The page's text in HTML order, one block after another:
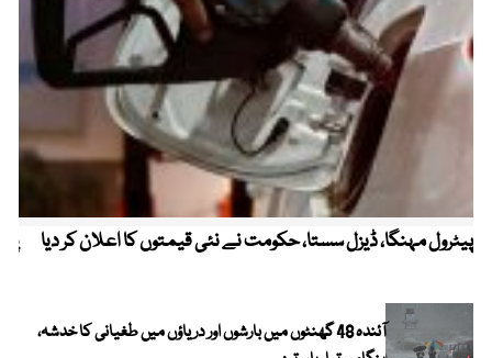
پیٹرول مہنگا، ڈیزل سستا، حکومت نے نئی قیمتوں کا اعلان کر دیا
آئندہ 48 گھنٹوں میں بارشوں اور دریاؤں میں طغیانی کا خدشہ،